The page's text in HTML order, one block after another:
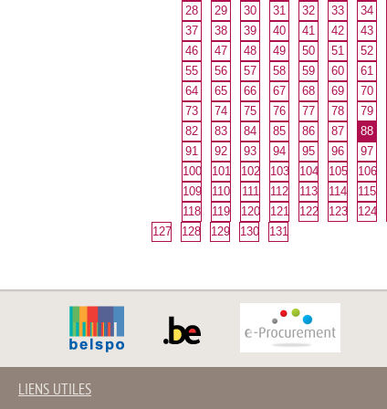
28
29 30 31 32 33 34
37
38 39 40 41 42 43
46
47 48 49 50 51 52
55
56 57 58 59 60 61
64
65 66 67 68 69 70
73
74 75 76 77 78 79
82
83 84 85 86 87 88
91
92 93 94 95 96 97
100
101 102 103 104 105 106
109
110 111 112 113 114 115
118
119 120 121 122 123 124
127
128 129 130 131
LIENS UTILES